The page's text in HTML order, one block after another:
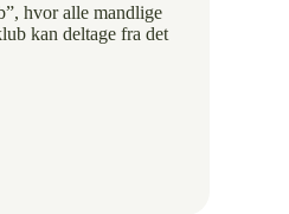
hvor alle mandlige
kan deltage fra det